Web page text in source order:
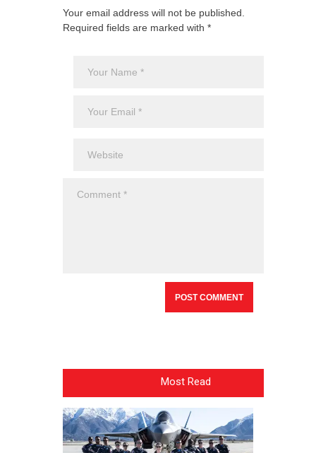
Your email address will not be published.
Required fields are marked with *
Most Read